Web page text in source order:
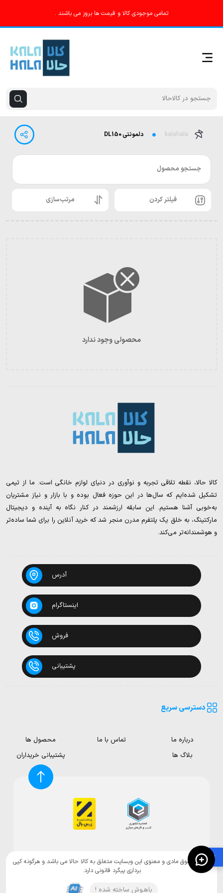
🛍️
تمامی موجودی کالا و قیمت ها بروز می باشند .
kalahala دلمونتی DL150
جستجو محصول
فیلتر کردن مرتب‌سازی
محصولی وجود ندارد
کالا حالا، نقطه تلاقی تجربه و نوآوری در دنیای لوازم خانگی است. ما از تیمی
تشکیل شده‌ایم که سال‌ها در این حوزه فعال بوده و با بازار و نیاز مشتریان
به‌خوبی آشنا هستیم. این سابقه ارزشمند در کنار نگاه به آینده و دیجیتال
مارکتینگ، به خلق یک پلتفرم مدرن منجر شد که خرید آنلاین را برای شما ساده‌تر
و هوشمندانه‌تر می‌کند.
آدرس
اینستاگرام
فروش
پشتیبانی
دسترسی سریع
درباره ما تماس با ما
محصول ها
بلاگ ها
پشتیبانی خریداران
تمامی حقوق مادی و معنوی این وبسایت متعلق به کالا حالا می باشد و هرگونه کپی
برداری پیگرد قانونی دارد.
باهـوش ساخته شده !